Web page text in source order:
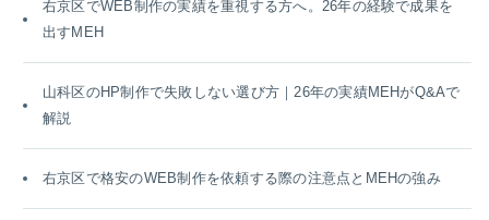
右京区でWEB制作の実績を重視する方へ。26年の経験で成果を
出すMEH
山科区のHP制作で失敗しない選び方｜26年の実績MEHがQ&Aで
解説
右京区で格安のWEB制作を依頼する際の注意点とMEHの強み